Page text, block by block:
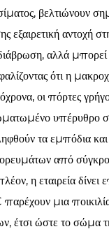
βελτιώνουν
εξαιρετική αντοχή
αλλά μπορεί
ότι η
οι πόρτες
υπέρυθρο
τα εμπόδια
από
η εταιρεία
μια
έτσι ώστε το σώμα